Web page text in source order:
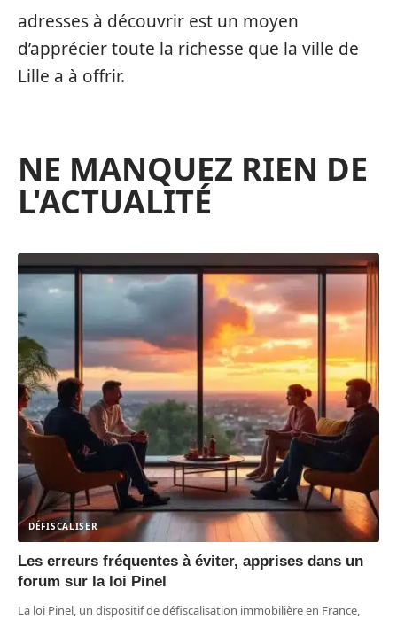
adresses à découvrir est un moyen
d’apprécier toute la richesse que la ville de
Lille a à offrir.
NE MANQUEZ RIEN DE
L'ACTUALITÉ
DÉFISCALISER
Les erreurs fréquentes à éviter, apprises dans un
forum sur la loi Pinel
La loi Pinel, un dispositif de défiscalisation immobilière en France,